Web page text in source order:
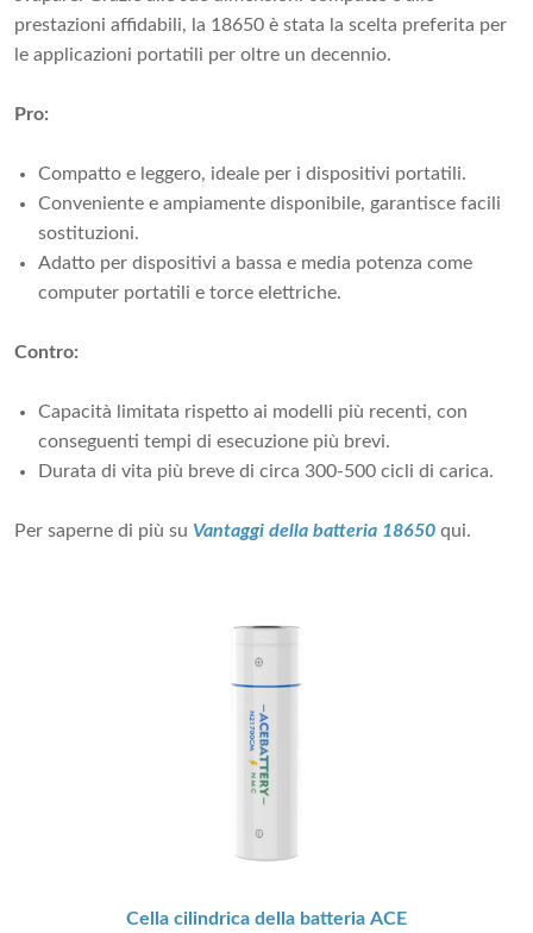
prestazioni affidabili, la 18650 è stata la scelta preferita per
le applicazioni portatili per oltre un decennio.
Pro:
Compatto e leggero, ideale per i dispositivi portatili.
Conveniente e ampiamente disponibile, garantisce facili
sostituzioni.
Adatto per dispositivi a bassa e media potenza come
computer portatili e torce elettriche.
Contro:
Capacità limitata rispetto ai modelli più recenti, con
conseguenti tempi di esecuzione più brevi.
Durata di vita più breve di circa 300-500 cicli di carica.
Per saperne di più su Vantaggi della batteria 18650 qui.
Cella cilindrica della batteria ACE